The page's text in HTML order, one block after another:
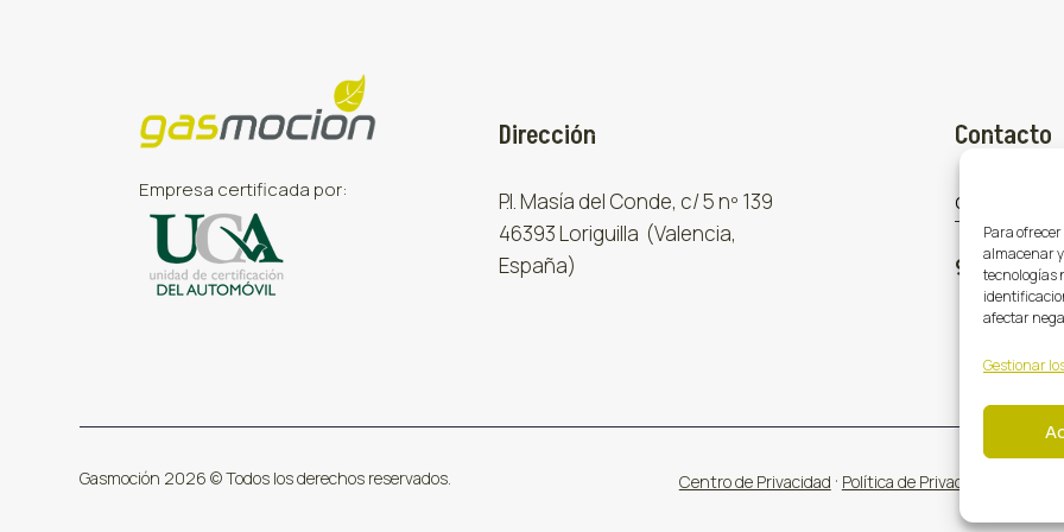
Para
almacenar
tecnologías
afectar
Gestionar
Empresa certificada por:
Dirección
P.I. Masía del Conde, c/ 5 nº 139
46393 Loriguilla (Valencia,
España)
Contacto
961 667
Gasmoción 2026 © Todos los derechos reservados. Centro de Privacidad · Política de Privacidad